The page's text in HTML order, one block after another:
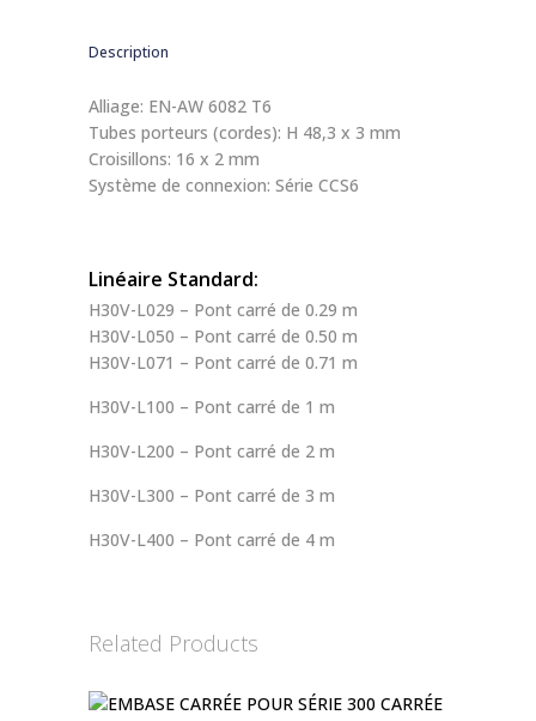
Description
Alliage: EN-AW 6082 T6
Tubes porteurs (cordes): H 48,3 x 3 mm
Croisillons: 16 x 2 mm
Système de connexion: Série CCS6
Linéaire Standard:
H30V-L029 – Pont carré de 0.29 m
H30V-L050 – Pont carré de 0.50 m
H30V-L071 – Pont carré de 0.71 m
H30V-L100 – Pont carré de 1 m
H30V-L200 – Pont carré de 2 m
H30V-L300 – Pont carré de 3 m
H30V-L400 – Pont carré de 4 m
Related Products